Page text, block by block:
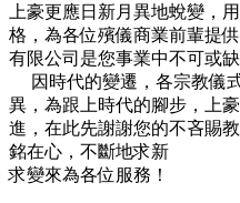
上豪更應日新月異地蛻變，
格，為各位殯儀商業前輩提
有限公司是您事業中不可或缺
因時代的變遷，各宗教儀
異，為跟上時代的腳步，上
進，在此先謝謝您的不吝賜
銘在心，不斷地求新
求變來為各位服務！